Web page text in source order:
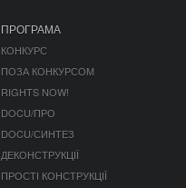
ПРОГРАМА
КОНКУРС
ПОЗА КОНКУРСОМ
RIGHTS NOW!
DOCU/ПРО
DOCU/СИНТЕЗ
ДЕКОНСТРУКЦІЇ
ПРОСТІ КОНСТРУКЦІЇ